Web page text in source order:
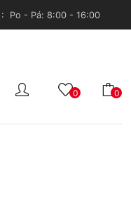
: Po - Pá: 8:00 - 16:00
0 0